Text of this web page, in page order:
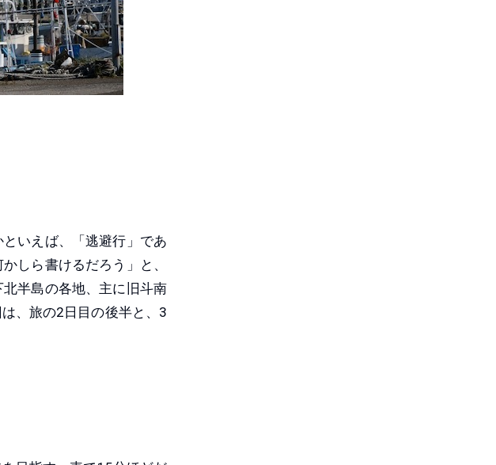
いえば、「逃避行」であ
しら書けるだろう」と、
半島の各地、主に旧斗南
、旅の2日目の後半と、3